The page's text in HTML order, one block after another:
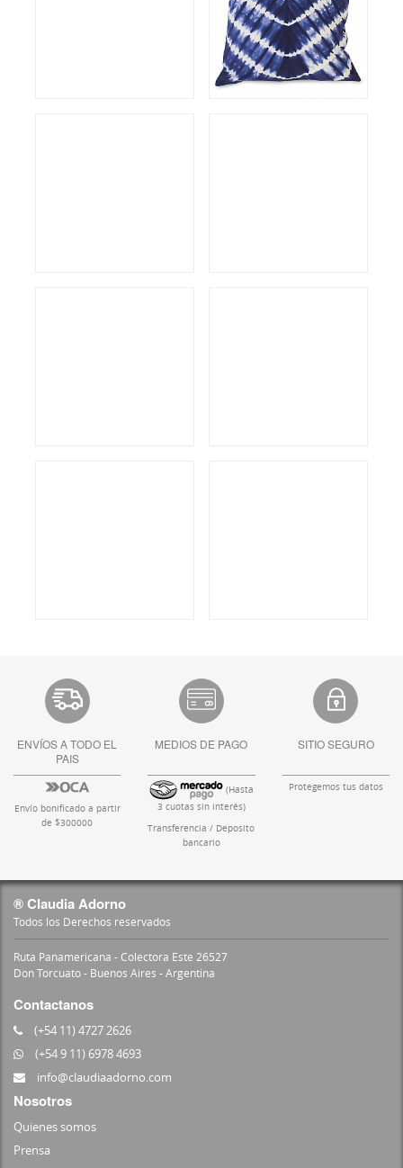
ENVÍOS A TODO EL
PAIS
Envío bonificado a partir
de $300000
MEDIOS DE PAGO
(Hasta
3 cuotas sin interés)
Transferencia / Deposito
bancario
SITIO SEGURO
Protegemos tus datos
® Claudia Adorno
Todos los Derechos reservados
Ruta Panamericana - Colectora Este 26527
Don Torcuato - Buenos Aires - Argentina
Contactanos
(+54 11) 4727 2626
(+54 9 11) 6978 4693
info@claudiaadorno.com
Nosotros
Quienes somos
Prensa